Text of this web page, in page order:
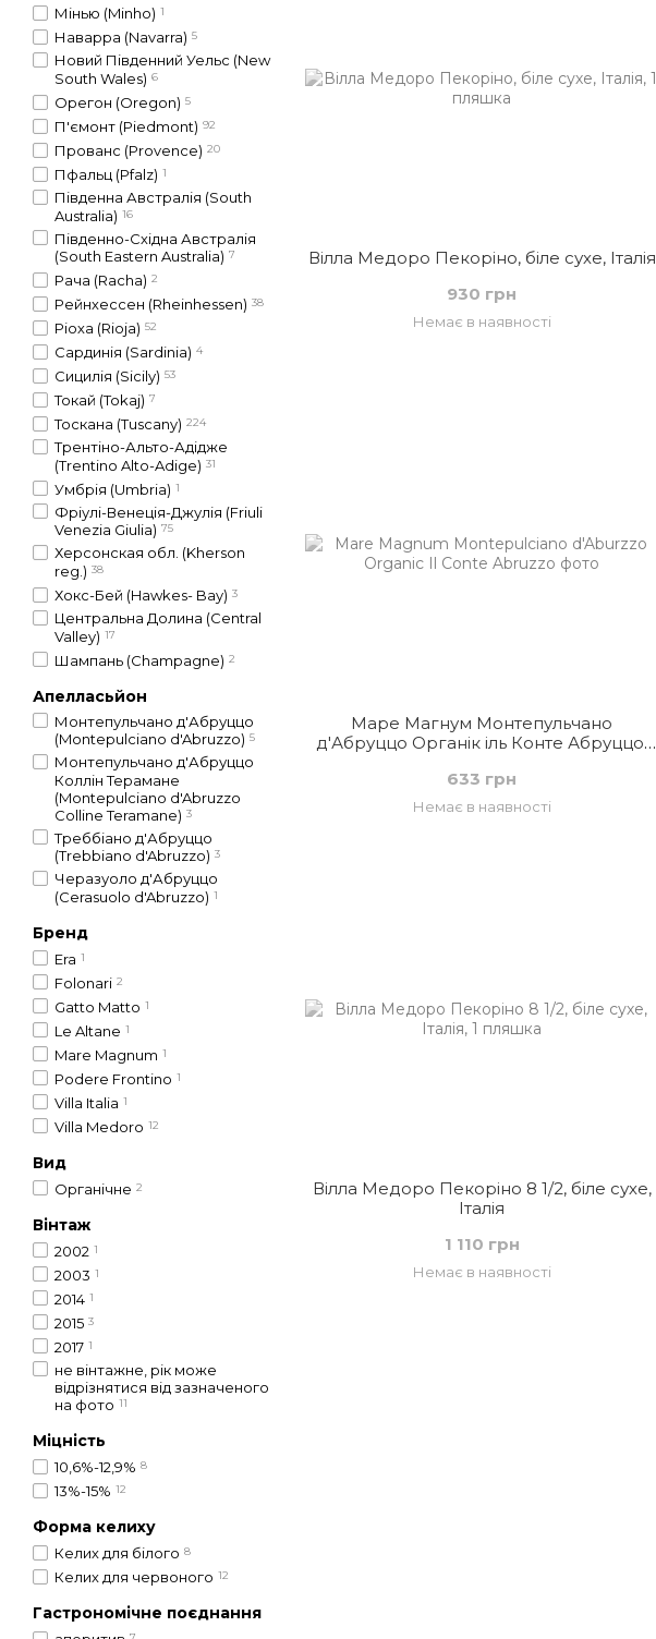
Вілла Медоро Пекоріно, біле сухе, Італія
930 грн
Немає в наявності
Маре Магнум Монтепульчано
д'Абруццо Органік іль Конте Абруццо,
633 грн
Немає в наявності
Вілла Медоро Пекоріно 8 1/2, біле сухе,
Італія
1 110 грн
Немає в наявності
Мінью (Minho) 1
Наварра (Navarra) 5
Новий Південний Уельс (New
South Wales) 6
Орегон (Oregon) 5
П'ємонт (Piedmont) 92
Прованс (Provence) 20
Пфальц (Pfalz) 1
Південна Австралія (South
Australia) 16
Південно-Східна Австралія
(South Eastern Australia) 7
Рача (Racha) 2
Рейнхессен (Rheinhessen) 38
Ріоха (Rioja) 52
Сардинія (Sardinia) 4
Сицилія (Sicily) 53
Токай (Tokaj) 7
Тоскана (Tuscany) 224
Трентіно-Альто-Адідже
(Trentino Alto-Adige) 31
Умбрія (Umbria) 1
Фріулі-Венеція-Джулія (Friuli
Venezia Giulia) 75
Херсонская обл. (Kherson
reg.) 38
Хокс-Бей (Hawkes- Bay) 3
Центральна Долина (Central
Valley) 17
Шампань (Champagne) 2
Апелласьйон
Монтепульчано д'Абруццо
(Montepulciano d'Abruzzo) 5
Монтепульчано д'Абруццо
Коллін Терамане
(Montepulciano d'Abruzzo
Colline Teramane) 3
Треббіано д'Абруццо
(Trebbiano d'Abruzzo) 3
Черазуоло д'Абруццо
(Cerasuolo d'Abruzzo) 1
Бренд
Era 1
Folonari 2
Gatto Matto 1
Le Altane 1
Mare Magnum 1
Podere Frontino 1
Villa Italia 1
Villa Medoro 12
Вид
Органічне 2
Вінтаж
2002 1
2003 1
2014 1
2015 3
2017 1
не вінтажне, рік може
відрізнятися від зазначеного
на фото 11
Міцність
10,6%-12,9% 8
13%-15% 12
Форма келиху
Келих для білого 8
Келих для червоного 12
Гастрономічне поєднання